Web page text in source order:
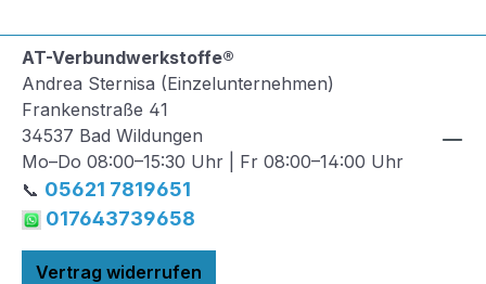
AT-Verbundwerkstoffe®
Andrea Sternisa (Einzelunternehmen)
Frankenstraße 41
34537 Bad Wildungen
Mo–Do 08:00–15:30 Uhr | Fr 08:00–14:00 Uhr
📞 05621 7819651
017643739658
Vertrag widerrufen